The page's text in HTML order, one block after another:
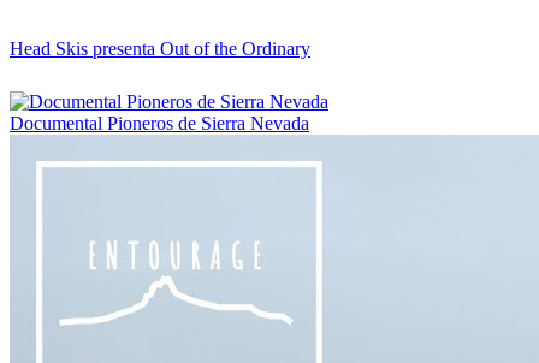
Head Skis presenta Out of the Ordinary
Documental Pioneros de Sierra Nevada